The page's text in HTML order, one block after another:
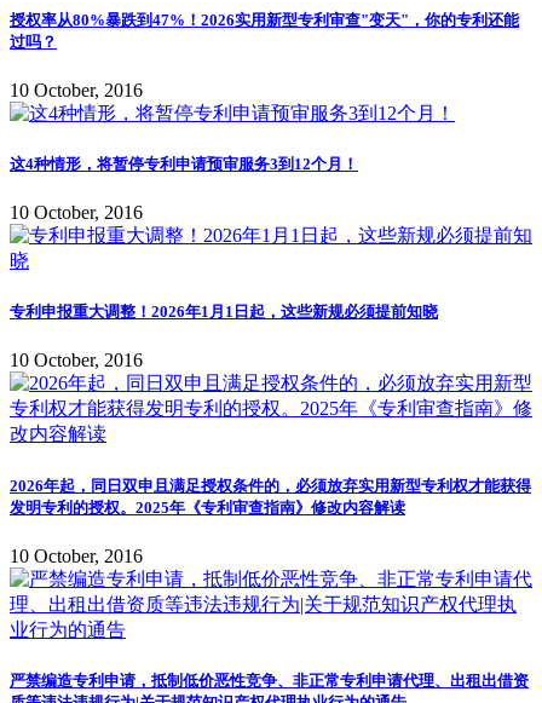
授权率从80%暴跌到47%！2026实用新型专利审查"变天"，你的专利还能
过吗？
10 October, 2016
这4种情形，将暂停专利申请预审服务3到12个月！
10 October, 2016
专利申报重大调整！2026年1月1日起，这些新规必须提前知晓
10 October, 2016
2026年起，同日双申且满足授权条件的，必须放弃实用新型专利权才能获得
发明专利的授权。2025年《专利审查指南》修改内容解读
10 October, 2016
严禁编造专利申请，抵制低价恶性竞争、非正常专利申请代理、出租出借资